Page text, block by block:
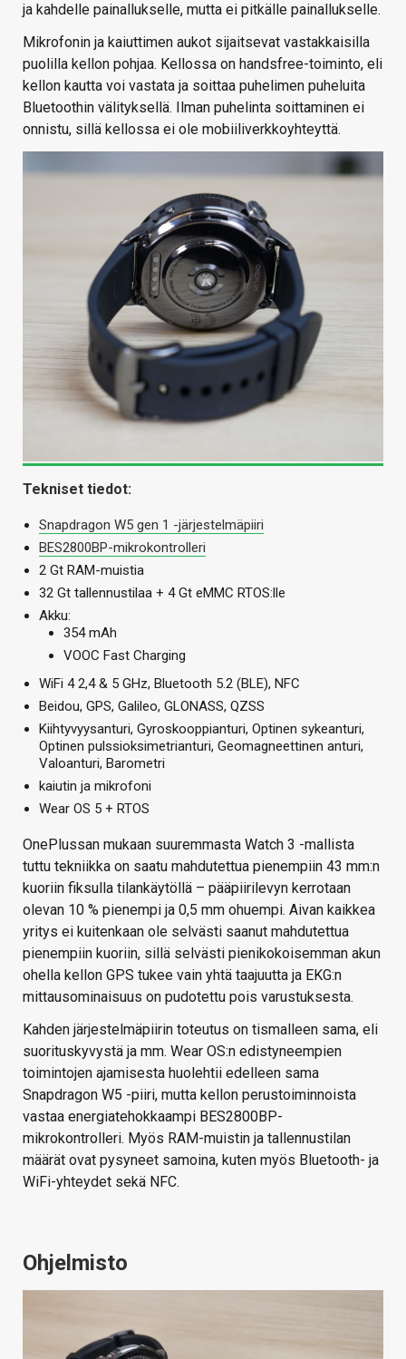
ja kahdelle painallukselle, mutta ei pitkälle painallukselle.
Mikrofonin ja kaiuttimen aukot sijaitsevat vastakkaisilla
puolilla kellon pohjaa. Kellossa on handsfree-toiminto, eli
kellon kautta voi vastata ja soittaa puhelimen puheluita
Bluetoothin välityksellä. Ilman puhelinta soittaminen ei
onnistu, sillä kellossa ei ole mobiiliverkkoyhteyttä.
Tekniset tiedot:
Snapdragon W5 gen 1 -järjestelmäpiiri
BES2800BP-mikrokontrolleri
2 Gt RAM-muistia
32 Gt tallennustilaa + 4 Gt eMMC RTOS:lle
Akku:
354 mAh
VOOC Fast Charging
WiFi 4 2,4 & 5 GHz, Bluetooth 5.2 (BLE), NFC
Beidou, GPS, Galileo, GLONASS, QZSS
Kiihtyvyysanturi, Gyroskooppianturi, Optinen sykeanturi,
Optinen pulssioksimetrianturi, Geomagneettinen anturi,
Valoanturi, Barometri
kaiutin ja mikrofoni
Wear OS 5 + RTOS
OnePlussan mukaan suuremmasta Watch 3 -mallista
tuttu tekniikka on saatu mahdutettua pienempiin 43 mm:n
kuoriin fiksulla tilankäytöllä – pääpiirilevyn kerrotaan
olevan 10 % pienempi ja 0,5 mm ohuempi. Aivan kaikkea
yritys ei kuitenkaan ole selvästi saanut mahdutettua
pienempiin kuoriin, sillä selvästi pienikokoisemman akun
ohella kellon GPS tukee vain yhtä taajuutta ja EKG:n
mittausominaisuus on pudotettu pois varustuksesta.
Kahden järjestelmäpiirin toteutus on tismalleen sama, eli
suorituskyvystä ja mm. Wear OS:n edistyneempien
toimintojen ajamisesta huolehtii edelleen sama
Snapdragon W5 -piiri, mutta kellon perustoiminnoista
vastaa energiatehokkaampi BES2800BP-
mikrokontrolleri. Myös RAM-muistin ja tallennustilan
määrät ovat pysyneet samoina, kuten myös Bluetooth- ja
WiFi-yhteydet sekä NFC.
Ohjelmisto